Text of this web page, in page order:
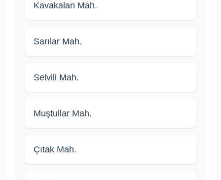
Kavakalan Mah.
Sarılar Mah.
Selvili Mah.
Muştullar Mah.
Çıtak Mah.